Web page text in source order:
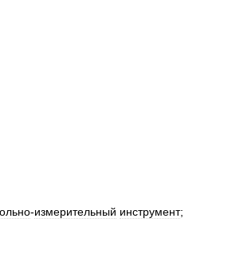
-измерительный инструмент;